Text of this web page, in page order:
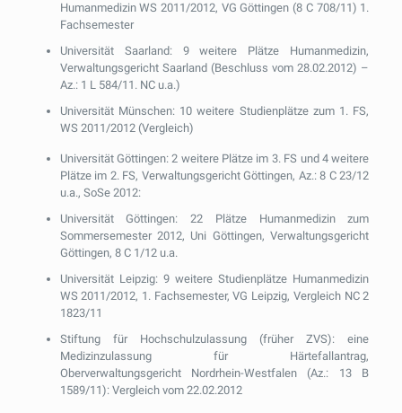
Humanmedizin WS 2011/2012, VG Göttingen (8 C 708/11) 1.
Fachsemester
Universität Saarland: 9 weitere Plätze Humanmedizin,
Verwaltungsgericht Saarland (Beschluss vom 28.02.2012) –
Az.: 1 L 584/11. NC u.a.)
Universität Münschen: 10 weitere Studienplätze zum 1. FS,
WS 2011/2012 (Vergleich)
Universität Göttingen: 2 weitere Plätze im 3. FS und 4 weitere
Plätze im 2. FS, Verwaltungsgericht Göttingen, Az.: 8 C 23/12
u.a., SoSe 2012:
Universität Göttingen: 22 Plätze Humanmedizin zum
Sommersemester 2012, Uni Göttingen, Verwaltungsgericht
Göttingen, 8 C 1/12 u.a.
Universität Leipzig: 9 weitere Studienplätze Humanmedizin
WS 2011/2012, 1. Fachsemester, VG Leipzig, Vergleich NC 2
1823/11
Stiftung für Hochschulzulassung (früher ZVS): eine
Medizinzulassung für Härtefallantrag,
Oberverwaltungsgericht Nordrhein-Westfalen (Az.: 13 B
1589/11): Vergleich vom 22.02.2012